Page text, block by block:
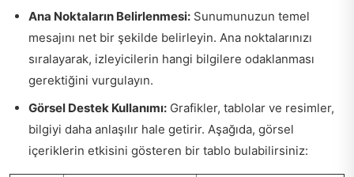
Ana Noktaların Belirlenmesi: Sunumunuzun temel
mesajını net bir şekilde belirleyin. Ana noktalarınızı
sıralayarak, izleyicilerin hangi bilgilere odaklanması
gerektiğini vurgulayın.
Görsel Destek Kullanımı: Grafikler, tablolar ve resimler,
bilgiyi daha anlaşılır hale getirir. Aşağıda, görsel
içeriklerin etkisini gösteren bir tablo bulabilirsiniz: